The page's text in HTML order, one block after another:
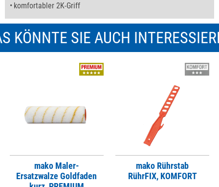
komfortabler 2K-Griff
KÖNNTE SIE AUCH
mako Maler-
Ersatzwalze Goldfaden
mako Rührstab
RührFIX, KOMFORT